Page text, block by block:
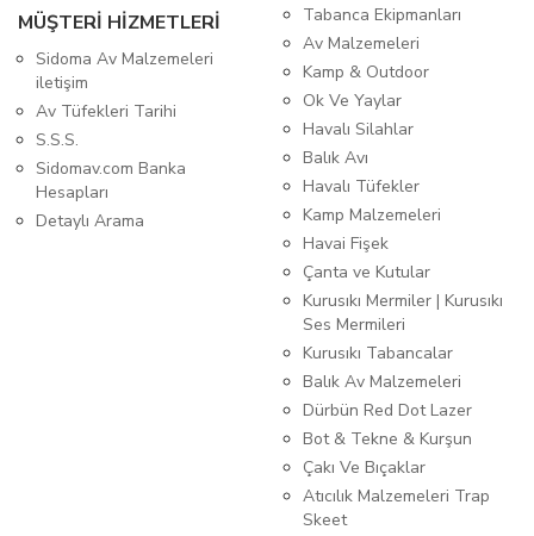
MÜŞTERİ HİZMETLERİ
Sidoma Av Malzemeleri
iletişim
Av Tüfekleri Tarihi
S.S.S.
Sidomav.com Banka
Hesapları
Detaylı Arama
Tabanca Ekipmanları
Av Malzemeleri
Kamp & Outdoor
Ok Ve Yaylar
Havalı Silahlar
Balık Avı
Havalı Tüfekler
Kamp Malzemeleri
Havai Fişek
Çanta ve Kutular
Kurusıkı Mermiler | Kurusıkı
Ses Mermileri
Kurusıkı Tabancalar
Balık Av Malzemeleri
Dürbün Red Dot Lazer
Bot & Tekne & Kurşun
Çakı Ve Bıçaklar
Atıcılık Malzemeleri Trap
Skeet